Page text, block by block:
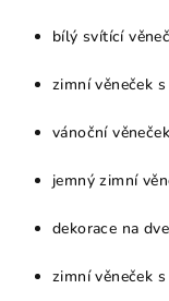
bílý svítící
zimní věneček
vánoční
jemný zimní
dekorace na
zimní věneček